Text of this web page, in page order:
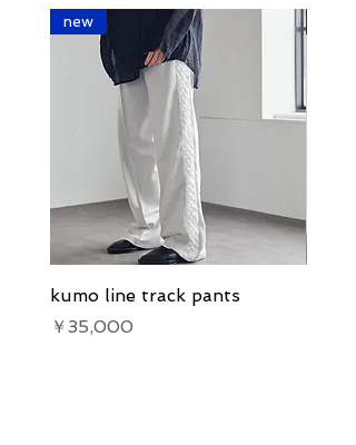
new
kumo line track pants
価格
￥35,000